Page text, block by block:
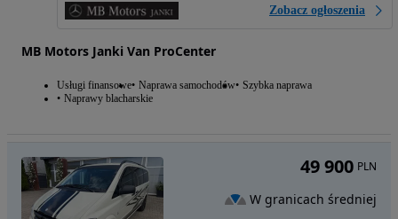
Zobacz ogłoszenia
MB Motors Janki Van ProCenter
Usługi finansowe Naprawa samochodów Szybka naprawa
Naprawy blacharskie
49 900 PLN
W granicach średniej